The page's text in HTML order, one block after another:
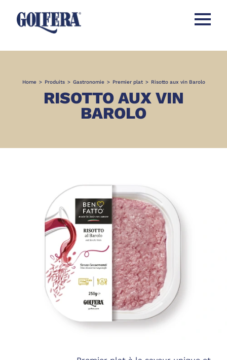
Ouvrir le
Home > Produits > Gastronomie > Premier plat > Risotto aux vin Barolo
RISOTTO AUX VIN
BAROLO